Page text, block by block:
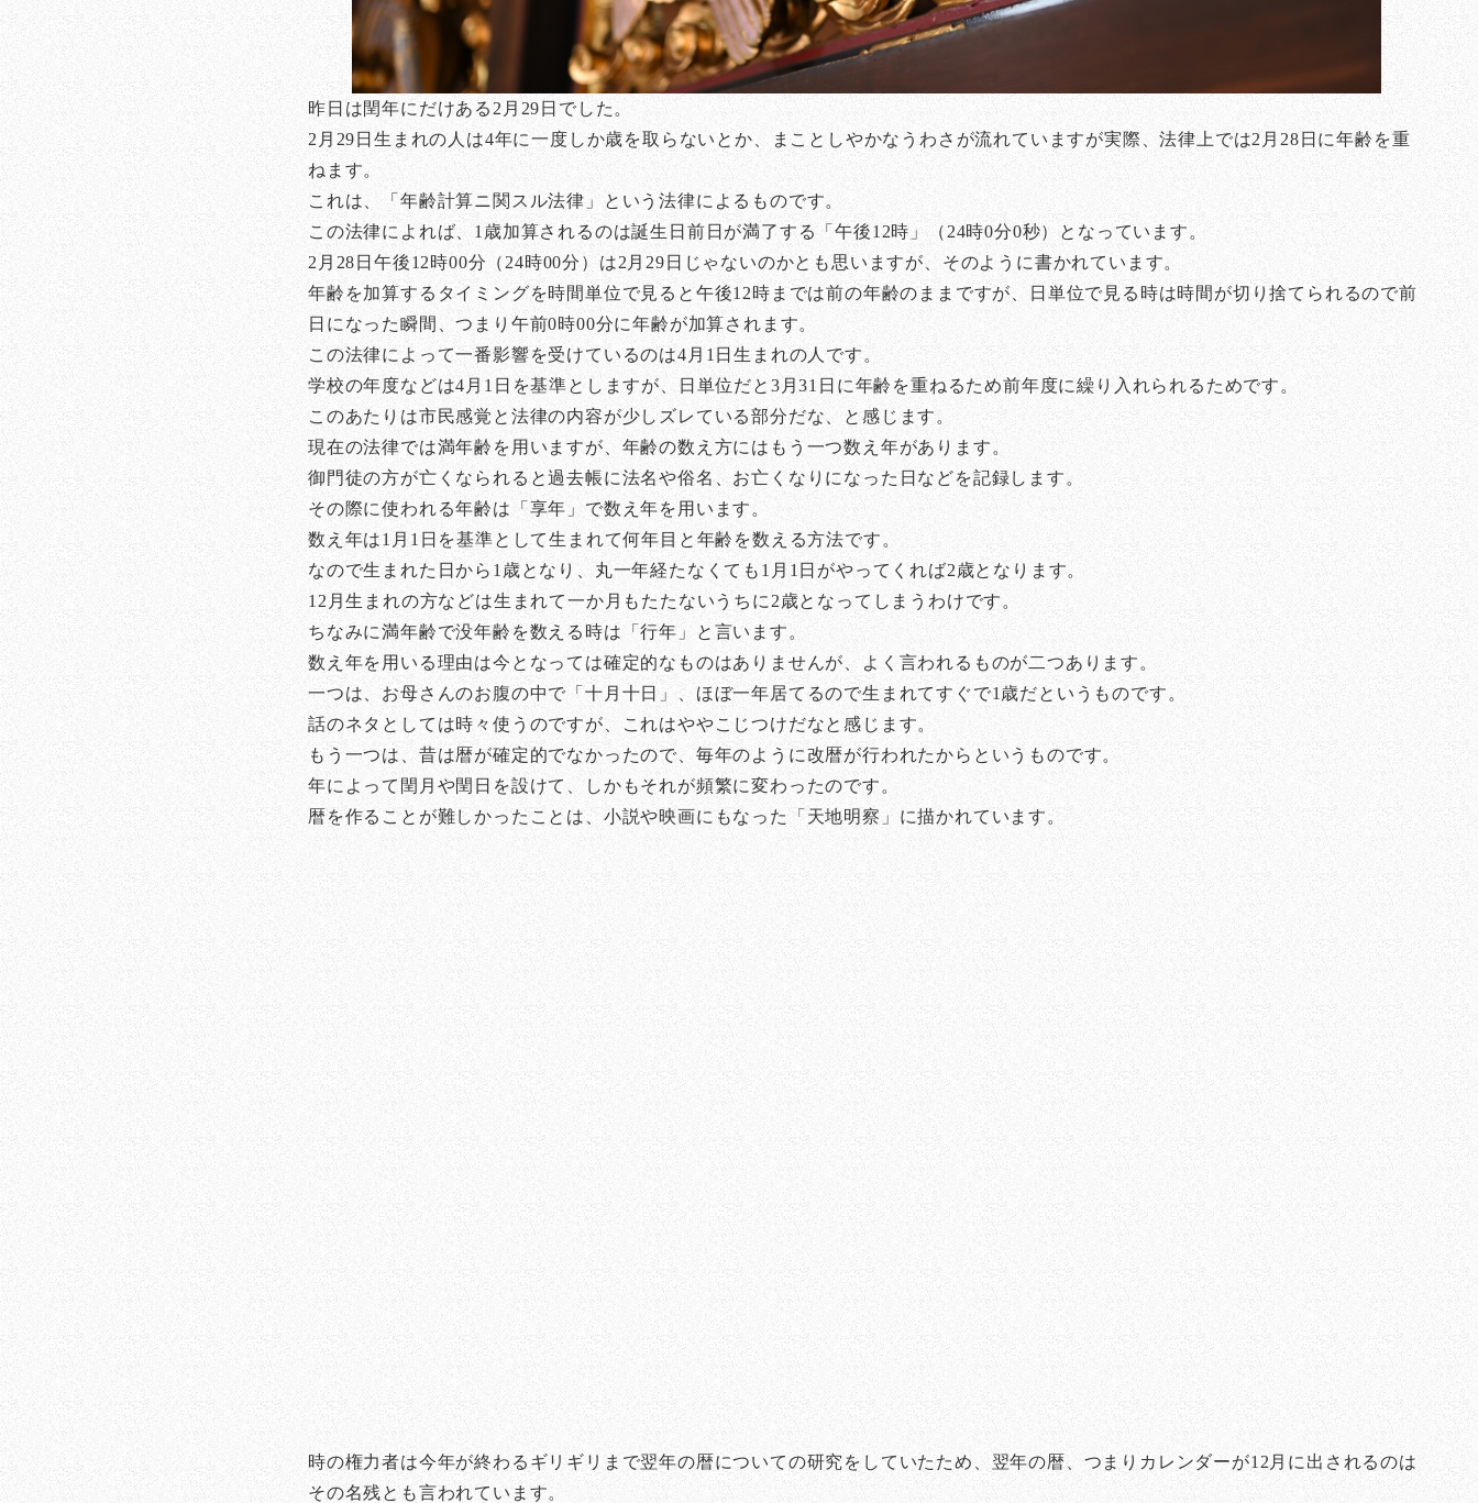
昨日は閏年にだけある2月29日でした。
2月29日生まれの人は4年に一度しか歳を取らないとか、まことしやかなうわさが流れていますが実際、法律上では2月28日に年齢を重
ねます。
これは、「年齢計算ニ関スル法律」という法律によるものです。
この法律によれば、1歳加算されるのは誕生日前日が満了する「午後12時」（24時0分0秒）となっています。
2月28日午後12時00分（24時00分）は2月29日じゃないのかとも思いますが、そのように書かれています。
年齢を加算するタイミングを時間単位で見ると午後12時までは前の年齢のままですが、日単位で見る時は時間が切り捨てられるので前
日になった瞬間、つまり午前0時00分に年齢が加算されます。
この法律によって一番影響を受けているのは4月1日生まれの人です。
学校の年度などは4月1日を基準としますが、日単位だと3月31日に年齢を重ねるため前年度に繰り入れられるためです。
このあたりは市民感覚と法律の内容が少しズレている部分だな、と感じます。
現在の法律では満年齢を用いますが、年齢の数え方にはもう一つ数え年があります。
御門徒の方が亡くなられると過去帳に法名や俗名、お亡くなりになった日などを記録します。
その際に使われる年齢は「享年」で数え年を用います。
数え年は1月1日を基準として生まれて何年目と年齢を数える方法です。
なので生まれた日から1歳となり、丸一年経たなくても1月1日がやってくれば2歳となります。
12月生まれの方などは生まれて一か月もたたないうちに2歳となってしまうわけです。
ちなみに満年齢で没年齢を数える時は「行年」と言います。
数え年を用いる理由は今となっては確定的なものはありませんが、よく言われるものが二つあります。
一つは、お母さんのお腹の中で「十月十日」、ほぼ一年居てるので生まれてすぐで1歳だというものです。
話のネタとしては時々使うのですが、これはややこじつけだなと感じます。
もう一つは、昔は暦が確定的でなかったので、毎年のように改暦が行われたからというものです。
年によって閏月や閏日を設けて、しかもそれが頻繁に変わったのです。
暦を作ることが難しかったことは、小説や映画にもなった「天地明察」に描かれています。
時の権力者は今年が終わるギリギリまで翌年の暦についての研究をしていたため、翌年の暦、つまりカレンダーが12月に出されるのは
その名残とも言われています。